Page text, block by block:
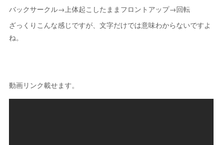
バックサークル→上体起こしたままフロントアップ→回転
ざっくりこんな感じですが、文字だけでは意味わからないですよ
ね。
動画リンク載せます。